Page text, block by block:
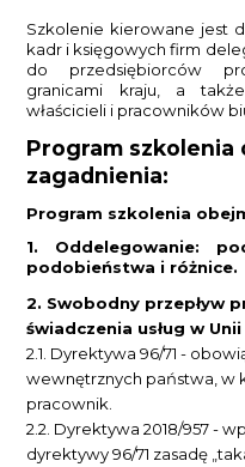
Szkolenie kierowane jest
kadr i księgowych firm
do przedsiębiorców
granicami kraju, a
właścicieli i pracowników
Program szkolenia
zagadnienia:
Program szkolenia
1.
Oddelegowanie:
podobieństwa i różnice.
2. Swobodny przepływ
świadczenia usług w
2.1. Dyrektywa 96/71 -
wewnętrznych państwa, w
pracownik.
2.2. Dyrektywa 2018/957 -
dyrektywy 96/71 zasadę